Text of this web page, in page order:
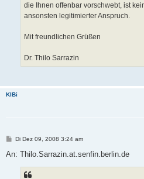
die Ihnen offenbar vorschwebt, ist
ansonsten legitimierter Anspruch.
Mit freundlichen Grüßen
Dr. Thilo Sarrazin
KlBi
B
i
Di Dez 09, 2008 3:24 am
An: Thilo.Sarrazin.at.senfin.berlin.de